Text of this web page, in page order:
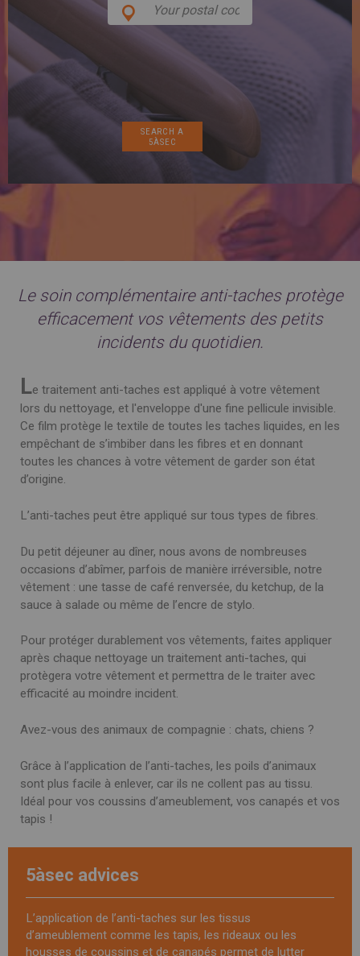
Français
GEORGIA
English
ქართული
English
HUNGARY
English
Spanish
English
Le soin complémentaire anti-taches protège
efficacement vos vêtements des petits
incidents du quotidien.
Le traitement anti-taches est appliqué à votre vêtement
lors du nettoyage, et l'enveloppe d'une fine pellicule invisible.
Ce film protège le textile de toutes les taches liquides, en les
empêchant de s’imbiber dans les fibres et en donnant
toutes les chances à votre vêtement de garder son état
d’origine.
L’anti-taches peut être appliqué sur tous types de fibres.
Du petit déjeuner au dîner, nous avons de nombreuses
occasions d’abîmer, parfois de manière irréversible, notre
vêtement : une tasse de café renversée, du ketchup, de la
sauce à salade ou même de l’encre de stylo.
Pour protéger durablement vos vêtements, faites appliquer
après chaque nettoyage un traitement anti-taches, qui
protègera votre vêtement et permettra de le traiter avec
efficacité au moindre incident.
Avez-vous des animaux de compagnie : chats, chiens ?
Grâce à l’application de l’anti-taches, les poils d’animaux
sont plus facile à enlever, car ils ne collent pas au tissu.
Idéal pour vos coussins d’ameublement, vos canapés et vos
tapis !
5àsec advices
L’application de l’anti-taches sur les tissus
d’ameublement comme les tapis, les rideaux ou les
housses de coussins et de canapés permet de lutter